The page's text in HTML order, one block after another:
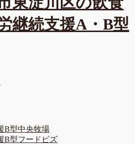
B型中央牧場
B型フードビズ